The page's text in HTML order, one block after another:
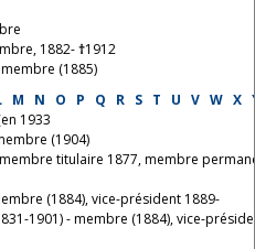
1882-†1912
(1885)
M N O P Q R S T U V W X
1933
(1904)
titulaire 1877, membre
(1884), vice-président 1889-
1901) - membre (1884), vice-